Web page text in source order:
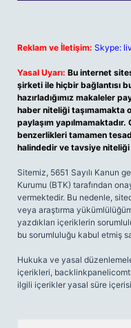
Reklam ve İletişim: Skype:
Yasal Uyarı: Bu internet
şirketi ile hiçbir bağlantısı
hazırladığımız makaleler
haber niteliği taşımamakta
paylaşım
benzerlikleri tamamen
halindedir ve tavsiye niteliği
Sitemiz, 5651 Sayılı Kanun
Kurumu (BTK) tarafından
vermektedir. Bu nedenle,
veya araştırma
yazdıkları içeriklerin
bu sorumluluğu kabul etmiş
Hukuka ve yasal
içerikleri,
ilgili içerikler yasal süre